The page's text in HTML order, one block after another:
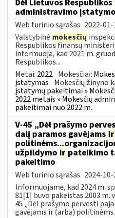
Dėl Lietuvos Respublikos
administravimo
Web turinio sąrašas 2022-01-
Valstybinė mokesčių
Respublikos finansų
informuoja, kad 2021 m.
Respublikos...
Metai: 2022 Mokesčiai:
įstatymas Mokesčių žinyno
įstatymų pakeitimai »
2022 metais » Mokesčių
pakeitimai nuo 2022 m.
V-45 „Dėl prašymo
dalį paramos gavėjams ir
užpildymo ir pateikimo
pakeitimo
Web turinio sąrašas 2024-10-
Informuojame, kad 2024 m.
81[1] buvo pakeistas 2003 m.
45 „Dėl prašymo pervesti
gavėjams ir (arba)